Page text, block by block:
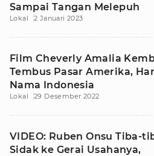
Sampai Tangan Melepuh
Lokal 2 Januari 2023
Film Cheverly Amalia
Tembus Pasar Amerika,
Nama Indonesia
Lokal 29 Desember 2022
VIDEO: Ruben Onsu Tiba-
Sidak ke Gerai Usahanya,